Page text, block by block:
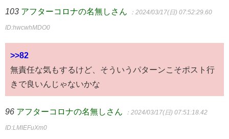
103 アフターコロナの名無しさん ：2024/03/17(日) 07:52:29.60
ID:hwcwhMDO0
>>82
無責任な気もするけど、そういうパターンこそポスト行
きで良いんじゃないかな
96 アフターコロナの名無しさん ：2024/03/17(日) 07:51:18.42
ID:LMIEFuXm0